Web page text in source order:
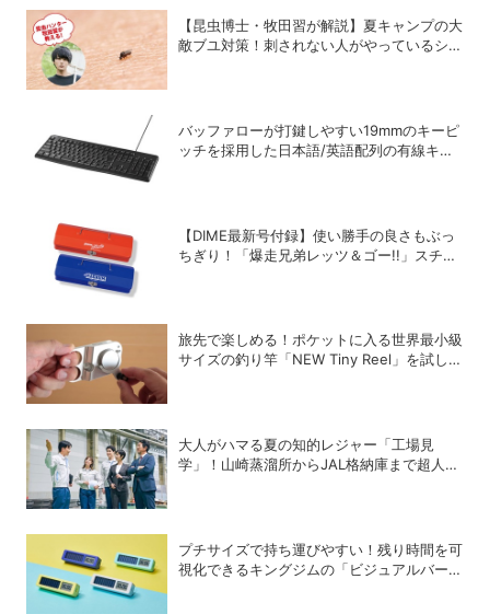
【昆虫博士・牧田習が解説】夏キャンプの大
敵ブユ対策！刺されない人がやっているシン
バッファローが打鍵しやすい19mmのキーピ
ッチを採用した日本語/英語配列の有線キー
【DIME最新号付録】使い勝手の良さもぶっ
ちぎり！「爆走兄弟レッツ＆ゴー!!」スチー
旅先で楽しめる！ポケットに入る世界最小級
サイズの釣り竿「NEW Tiny Reel」を試して
大人がハマる夏の知的レジャー「工場見
学」！山崎蒸溜所からJAL格納庫まで超人気
プチサイズで持ち運びやすい！残り時間を可
視化できるキングジムの「ビジュアルバータ